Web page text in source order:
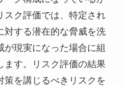
スク評価では、特定され
対する潜在的な脅威を洗
が現実になった場合に組
ます。リスク評価の結果
策を講じるべきリスクを